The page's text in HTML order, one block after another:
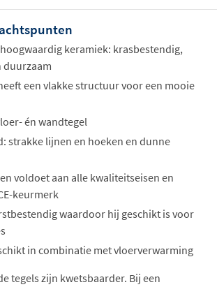
keramiek: krasbestendig,
duurzaam
een vlakke structuur voor een mooie
én wandtegel
strakke lijnen en hoeken en dunne
voldoet aan alle kwaliteitseisen en
keurmerk
waardoor hij geschikt is voor
in combinatie met vloerverwarming
tegels zijn kwetsbaarder. Bij een